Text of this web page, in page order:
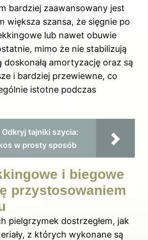
bardziej zaawansowany jest
większa szansa, że sięgnie po
lub nawet obuwie
mimo że nie stabilizują
doskonałą amortyzację oraz są
i bardziej przewiewne, co
istotne podczas
Odkryj tajniki szycia:
w prosty sposób
i biegowe
przystosowaniem
pielgrzymek dostrzegłem, jak
z których wykonane są